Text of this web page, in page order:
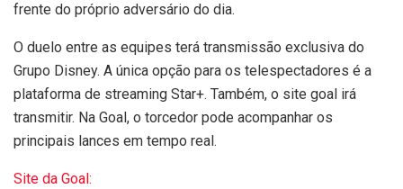
frente do próprio adversário do dia.
O duelo entre as equipes terá transmissão exclusiva do
Grupo Disney. A única opção para os telespectadores é a
plataforma de streaming Star+. Também, o site goal irá
transmitir. Na Goal, o torcedor pode acompanhar os
principais lances em tempo real.
Site da Goal: